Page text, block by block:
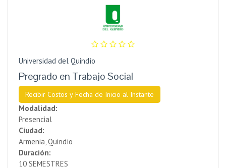
Universidad del Quindío
Pregrado en Trabajo Social
Recibir Costos y Fecha de Inicio al Instante
Modalidad:
Presencial
Ciudad:
Armenia, Quindío
Duración:
10 SEMESTRES